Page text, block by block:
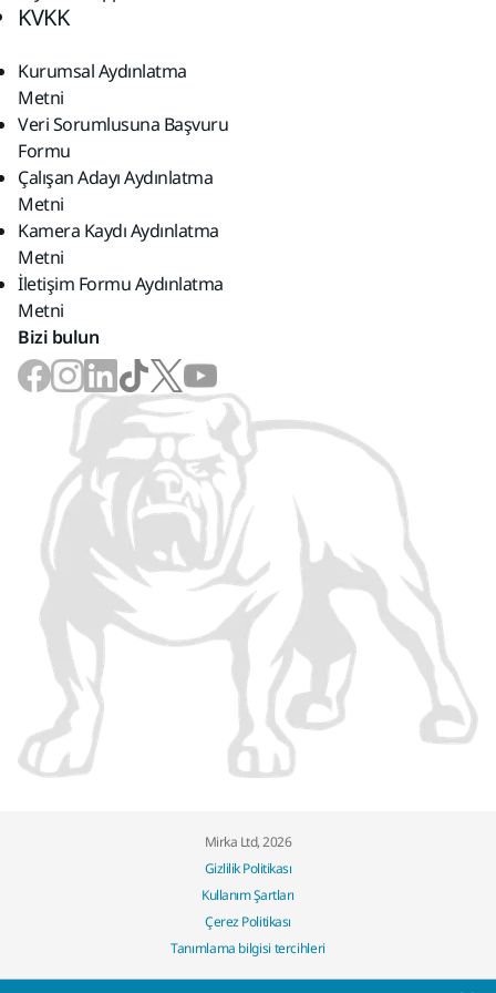
KVKK
Kurumsal Aydınlatma
Metni
Veri Sorumlusuna Başvuru
Formu
Çalışan Adayı Aydınlatma
Metni
Kamera Kaydı Aydınlatma
Metni
İletişim Formu Aydınlatma
Metni
Bizi bulun
Mirka Ltd, 2026
Gizlilik Politikası
Kullanım Şartları
Çerez Politikası
Tanımlama bilgisi tercihleri